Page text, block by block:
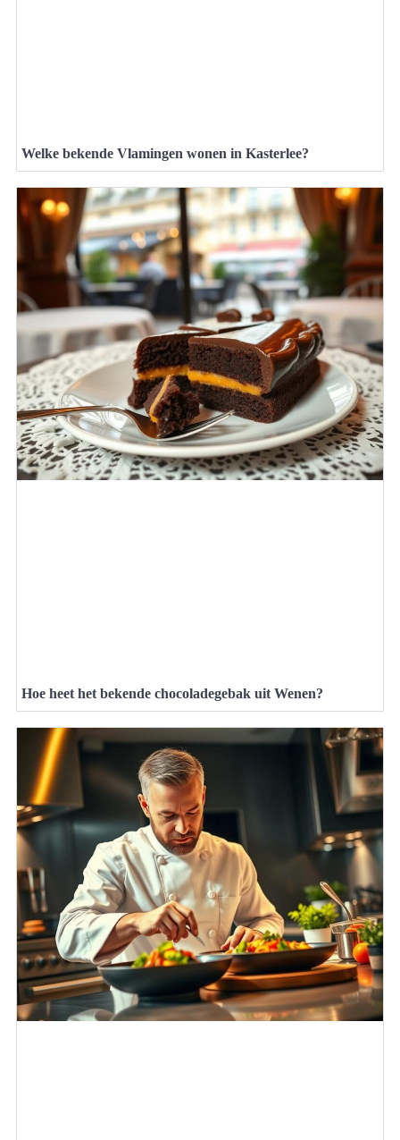
Welke bekende Vlamingen wonen in Kasterlee?
Hoe heet het bekende chocoladegebak uit Wenen?